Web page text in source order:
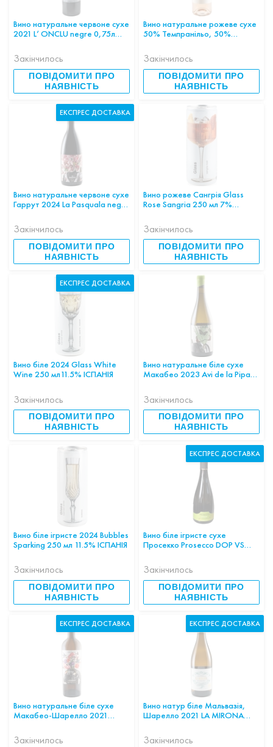
Вино натуральне червоне сухе
2021 L’ ONCLU negre 0,75л
Закінчилось
ПОВІДОМИТИ ПРО
НАЯВНІСТЬ
Вино натуральне рожеве сухе
50% Темпранільо, 50%
0,75л 11.5% ІСПАНІЯ
Закінчилось
ПОВІДОМИТИ ПРО
НАЯВНІСТЬ
Вино натуральне червоне сухе
Гаррут 2024 La Pasquala negre
Закінчилось
ПОВІДОМИТИ ПРО
НАЯВНІСТЬ
ЕКСПРЕС ДОСТАВКА
Вино рожеве Сангрія Glass
Rose Sangria 250 мл 7%
Закінчилось
ПОВІДОМИТИ ПРО
НАЯВНІСТЬ
Вино біле 2024 Glass White
Wine 250 мл11.5% ІСПАНІЯ
Закінчилось
ПОВІДОМИТИ ПРО
НАЯВНІСТЬ
ЕКСПРЕС ДОСТАВКА
Вино натуральне біле сухе
Макабео 2023 Avi de la Pipa
Закінчилось
ПОВІДОМИТИ ПРО
НАЯВНІСТЬ
Вино біле ігристе 2024 Bubbles
Sparking 250 мл 11.5% ІСПАНІЯ
Закінчилось
ПОВІДОМИТИ ПРО
НАЯВНІСТЬ
Вино біле ігристе сухе
Просекко Prosecco DOP VS
0,75л Італія шт
Закінчилось
ПОВІДОМИТИ ПРО
НАЯВНІСТЬ
ЕКСПРЕС ДОСТАВКА
Вино натуральне біле сухе
Макабео-Шарелло 2021
ІСПАНІЯ
Закінчилось
ЕКСПРЕС ДОСТАВКА
Вино натур біле Мальвазія,
Шарелло 2021 LA MIRONA
ІСПАНІЯ
Закінчилось
ЕКСПРЕС ДОСТАВКА